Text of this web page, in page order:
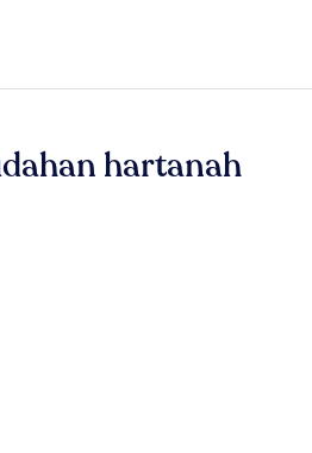
hartanah